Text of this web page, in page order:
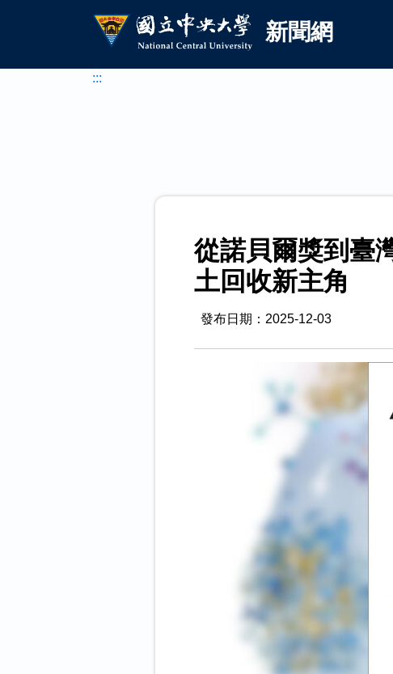
國立中央大學新聞網新聞網
:::
從諾貝爾獎到臺
土回收新主角
發布日期：2025-12-03